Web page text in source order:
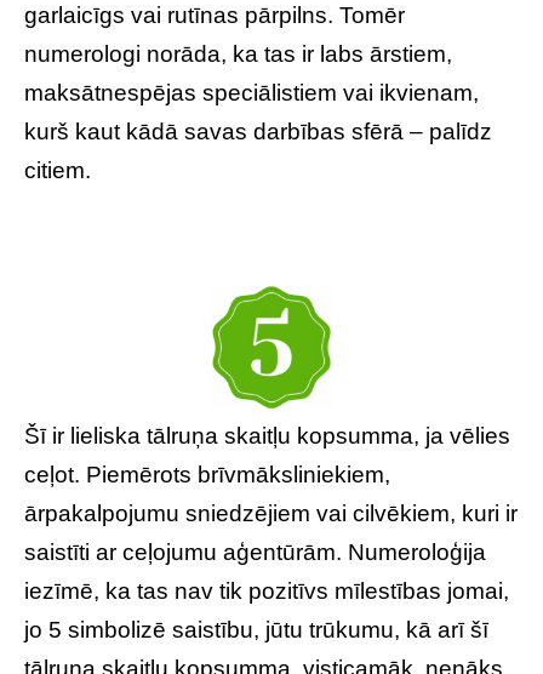
garlaicīgs vai rutīnas pārpilns. Tomēr
numerologi norāda, ka tas ir labs ārstiem,
maksātnespējas speciālistiem vai ikvienam,
kurš kaut kādā savas darbības sfērā – palīdz
citiem.
Šī ir lieliska tālruņa skaitļu kopsumma, ja vēlies
ceļot. Piemērots brīvmāksliniekiem,
ārpakalpojumu sniedzējiem vai cilvēkiem, kuri ir
saistīti ar ceļojumu aģentūrām. Numeroloģija
iezīmē, ka tas nav tik pozitīvs mīlestības jomai,
jo 5 simbolizē saistību, jūtu trūkumu, kā arī šī